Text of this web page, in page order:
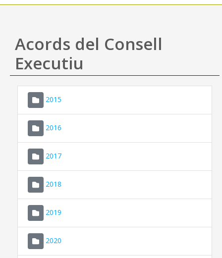
Utilitats
Ajuda
Acords del Consell
Executiu
2015
2016
2017
2018
2019
2020